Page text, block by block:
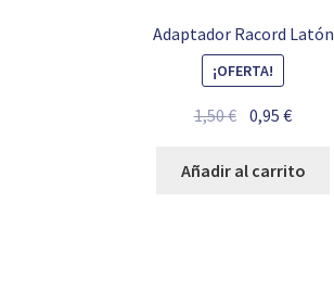
Adaptador Racord Latón
¡OFERTA!
1,50€ El
original
0,95€El
actual
Añadir al carrito